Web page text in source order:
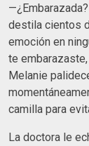
destila cientos
emoción en
te
Melanie
camilla para
La doctora le